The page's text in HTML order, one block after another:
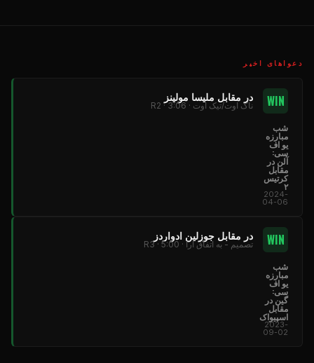
دعواهای اخیر
WIN در مقابل ملیسا مولینز
ناک اوت/تیک اوت · R2 · 3:06
شب
مبارزه
یو اف
سی:
آلن در
مقابل
کرتیس
۲
2024-
04-06
WIN در مقابل جوزلین ادواردز
تصمیم - به اتفاق آرا · R3 · 5:00
شب
مبارزه
یو اف
سی:
گین در
مقابل
اسپیواک
2023-
09-02